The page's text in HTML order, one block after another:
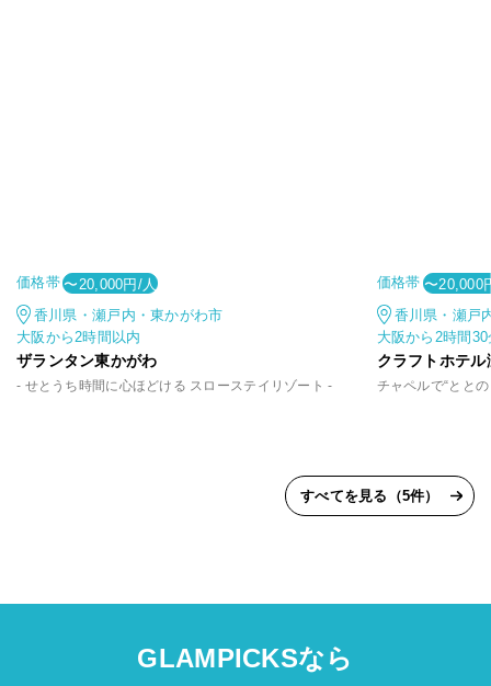
価格帯 〜20,000円/人
香川県・瀬戸内・東かがわ市
大阪から2時間以内
ザランタン東かがわ
- せとうち時間に心ほどける スローステイリゾート -
価格帯 〜20,000
香川県・瀬戸
大阪から2時間
クラフトホテル
チャペルで“とと
すべてを見る（5件）
GLAMPICKSなら